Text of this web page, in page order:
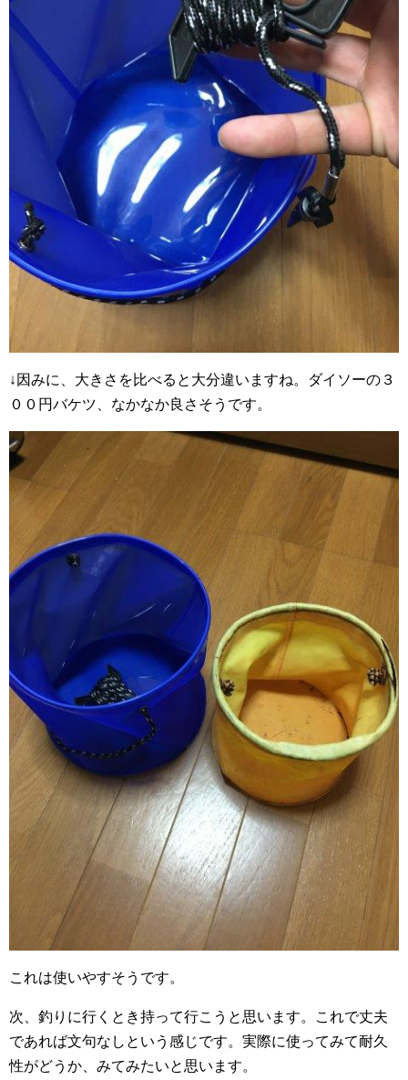
↓因みに、大きさを比べると大分違いますね。ダイソーの３
００円バケツ、なかなか良さそうです。
これは使いやすそうです。
次、釣りに行くとき持って行こうと思います。これで丈夫
であれば文句なしという感じです。実際に使ってみて耐久
性がどうか、みてみたいと思います。